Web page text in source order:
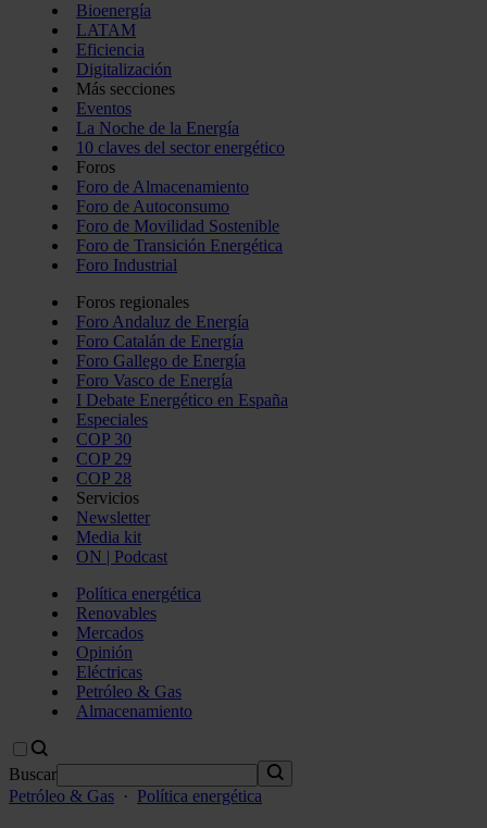
Bioenergía
LATAM
Eficiencia
Digitalización
Más secciones
Eventos
La Noche de la Energía
10 claves del sector energético
Foros
Foro de Almacenamiento
Foro de Autoconsumo
Foro de Movilidad Sostenible
Foro de Transición Energética
Foro Industrial
Foros regionales
Foro Andaluz de Energía
Foro Catalán de Energía
Foro Gallego de Energía
Foro Vasco de Energía
I Debate Energético en España
Especiales
COP 30
COP 29
COP 28
Servicios
Newsletter
Media kit
ON | Podcast
Política energética
Renovables
Mercados
Opinión
Eléctricas
Petróleo & Gas
Almacenamiento
Buscar
Petróleo & Gas · Política energética